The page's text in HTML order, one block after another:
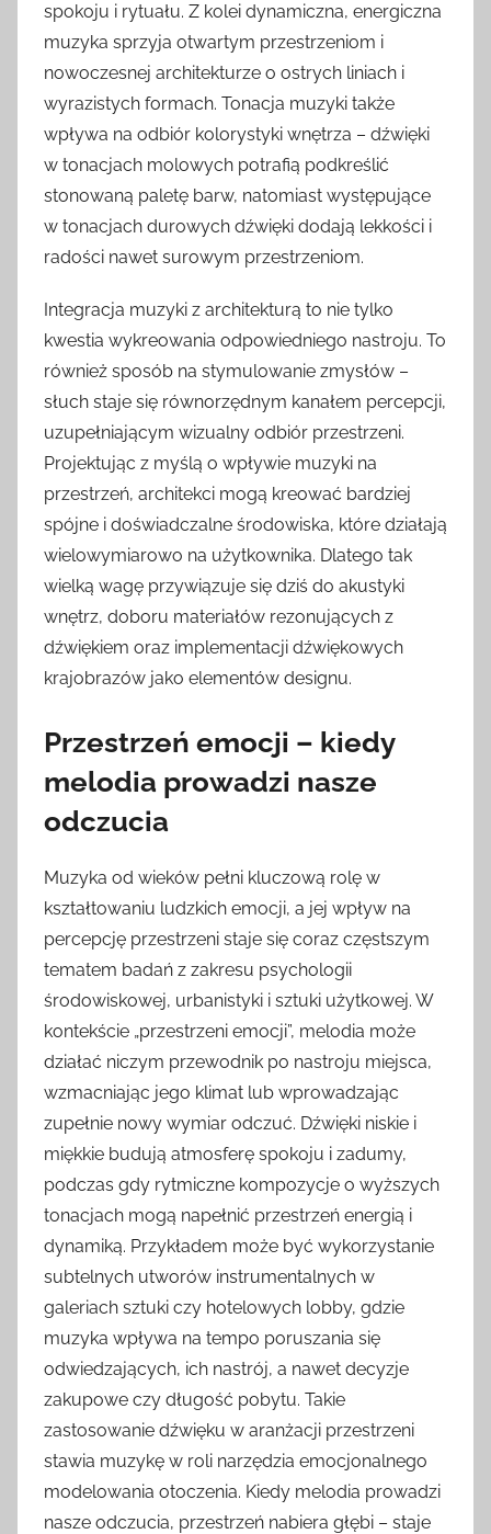
spokoju i rytuału. Z kolei dynamiczna, energiczna
muzyka sprzyja otwartym przestrzeniom i
nowoczesnej architekturze o ostrych liniach i
wyrazistych formach. Tonacja muzyki także
wpływa na odbiór kolorystyki wnętrza – dźwięki
w tonacjach molowych potrafią podkreślić
stonowaną paletę barw, natomiast występujące
w tonacjach durowych dźwięki dodają lekkości i
radości nawet surowym przestrzeniom.
Integracja muzyki z architekturą to nie tylko
kwestia wykreowania odpowiedniego nastroju. To
również sposób na stymulowanie zmysłów –
słuch staje się równorzędnym kanałem percepcji,
uzupełniającym wizualny odbiór przestrzeni.
Projektując z myślą o wpływie muzyki na
przestrzeń, architekci mogą kreować bardziej
spójne i doświadczalne środowiska, które działają
wielowymiarowo na użytkownika. Dlatego tak
wielką wagę przywiązuje się dziś do akustyki
wnętrz, doboru materiałów rezonujących z
dźwiękiem oraz implementacji dźwiękowych
krajobrazów jako elementów designu.
Przestrzeń emocji – kiedy
melodia prowadzi nasze
odczucia
Muzyka od wieków pełni kluczową rolę w
kształtowaniu ludzkich emocji, a jej wpływ na
percepcję przestrzeni staje się coraz częstszym
tematem badań z zakresu psychologii
środowiskowej, urbanistyki i sztuki użytkowej. W
kontekście „przestrzeni emocji”, melodia może
działać niczym przewodnik po nastroju miejsca,
wzmacniając jego klimat lub wprowadzając
zupełnie nowy wymiar odczuć. Dźwięki niskie i
miękkie budują atmosferę spokoju i zadumy,
podczas gdy rytmiczne kompozycje o wyższych
tonacjach mogą napełnić przestrzeń energią i
dynamiką. Przykładem może być wykorzystanie
subtelnych utworów instrumentalnych w
galeriach sztuki czy hotelowych lobby, gdzie
muzyka wpływa na tempo poruszania się
odwiedzających, ich nastrój, a nawet decyzje
zakupowe czy długość pobytu. Takie
zastosowanie dźwięku w aranżacji przestrzeni
stawia muzykę w roli narzędzia emocjonalnego
modelowania otoczenia. Kiedy melodia prowadzi
nasze odczucia, przestrzeń nabiera głębi – staje